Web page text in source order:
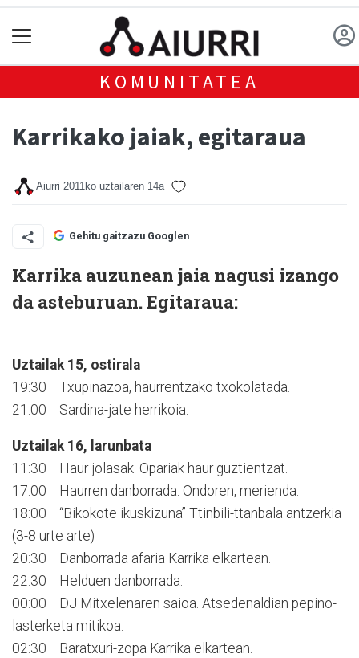
KOMUNITATEA
Karrikako jaiak, egitaraua
Aiurri 2011ko uztailaren 14a
Gehitu gaitzazu Googlen
Karrika auzunean jaia nagusi izango
da asteburuan. Egitaraua:
Uztailak 15, ostirala
19:30 Txupinazoa, haurrentzako txokolatada.
21:00 Sardina-jate herrikoia.
Uztailak 16, larunbata
11:30 Haur jolasak. Opariak haur guztientzat.
17:00 Haurren danborrada. Ondoren, merienda.
18:00 “Bikokote ikuskizuna” Ttinbili-ttanbala antzerkia
(3-8 urte arte)
20:30 Danborrada afaria Karrika elkartean.
22:30 Helduen danborrada.
00:00 DJ Mitxelenaren saioa. Atsedenaldian pepino-
lasterketa mitikoa.
02:30 Baratxuri-zopa Karrika elkartean.